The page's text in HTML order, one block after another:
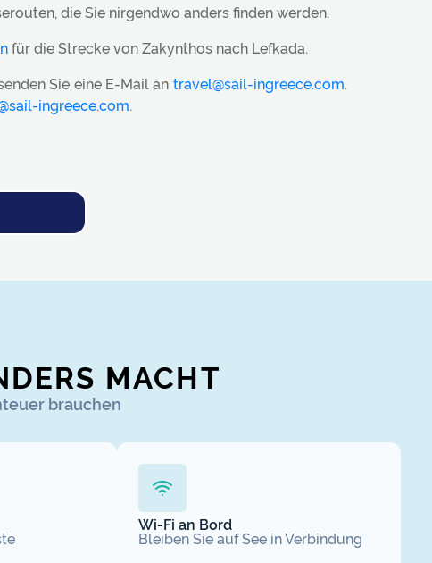
die Sie nirgendwo anders finden werden.
für die Strecke von Zakynthos nach Lefkada.
Sie eine E-Mail an travel@sail-ingreece.com.
ingreece.com.
MACHT
brauchen
Wi-Fi an Bord
Bleiben Sie auf See in Verbindung